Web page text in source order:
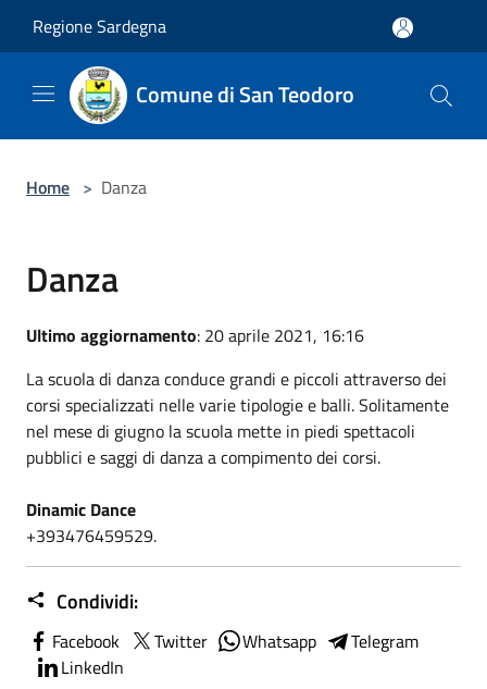
Regione Sardegna
Comune di San Teodoro
Home > Danza
Danza
Ultimo aggiornamento: 20 aprile 2021, 16:16
La scuola di danza conduce grandi e piccoli attraverso dei
corsi specializzati nelle varie tipologie e balli. Solitamente
nel mese di giugno la scuola mette in piedi spettacoli
pubblici e saggi di danza a compimento dei corsi.
Dinamic Dance
+393476459529.
Condividi:
Facebook Twitter Whatsapp
Telegram
LinkedIn